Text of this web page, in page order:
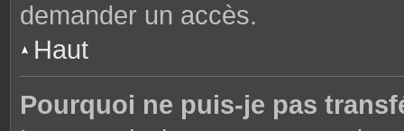
demander un accès.
Haut
Pourquoi ne puis-je pas